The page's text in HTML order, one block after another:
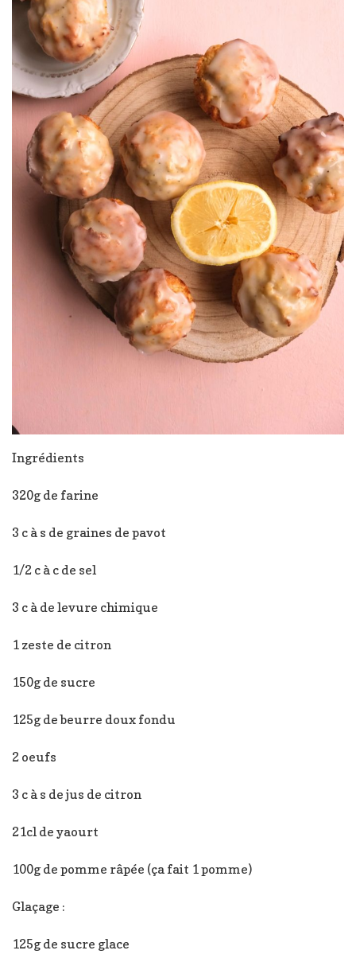
Ingrédients
320g de farine
3 c à s de graines de pavot
1/2 c à c de sel
3 c à de levure chimique
1 zeste de citron
150g de sucre
125g de beurre doux fondu
2 oeufs
3 c à s de jus de citron
21cl de yaourt
100g de pomme râpée (ça fait 1 pomme)
Glaçage :
125g de sucre glace